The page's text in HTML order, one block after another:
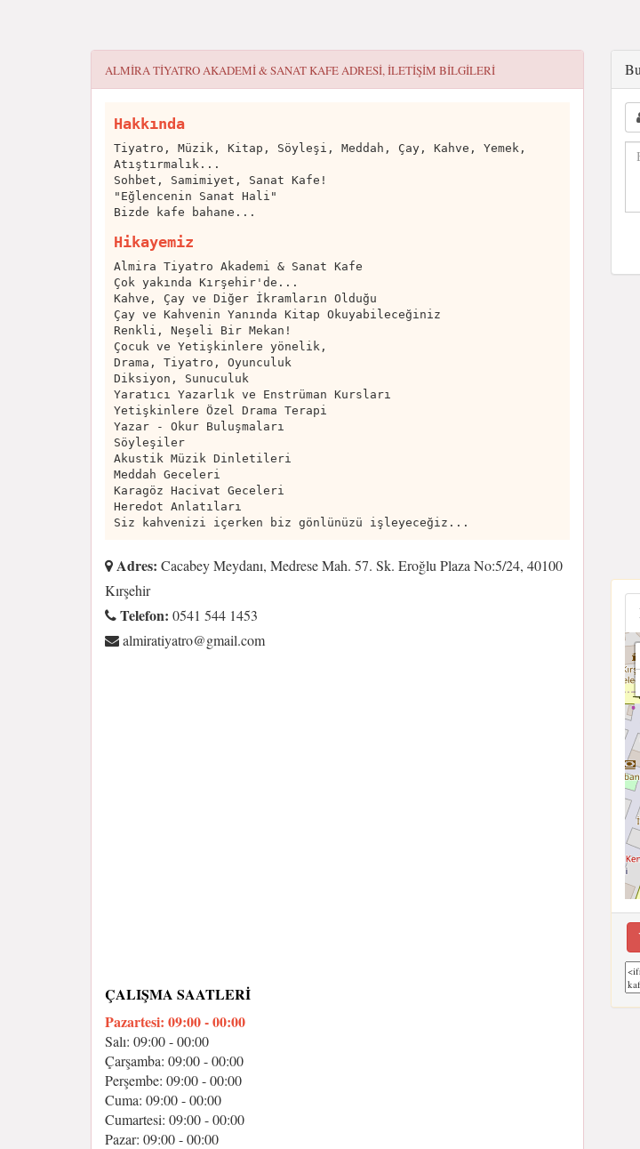
ALMIRA TIYATRO AKADEMI & SANAT KAFEADRESI, ILETIŞIM BILGILERI
Hakkında
Tiyatro, Müzik, Kitap, Söyleşi, Meddah, Çay, Kahve, Yemek,
Atıştırmalık...
Sohbet, Samimiyet, Sanat Kafe!
"Eğlencenin Sanat Hali"
Bizde kafe bahane...
Hikayemiz
Almira Tiyatro Akademi & Sanat Kafe
Çok yakında Kırşehir'de...
Kahve, Çay ve Diğer İkramların Olduğu
Çay ve Kahvenin Yanında Kitap Okuyabileceğiniz
Renkli, Neşeli Bir Mekan!
Çocuk ve Yetişkinlere yönelik,
Drama, Tiyatro, Oyunculuk
Diksiyon, Sunuculuk
Yaratıcı Yazarlık ve Enstrüman Kursları
Yetişkinlere Özel Drama Terapi
Yazar - Okur Buluşmaları
Söyleşiler
Akustik Müzik Dinletileri
Meddah Geceleri
Karagöz Hacivat Geceleri
Heredot Anlatıları
Siz kahvenizi içerken biz gönlünüzü işleyeceğiz...
Adres: Cacabey Meydanı, Medrese Mah. 57. Sk. Eroğlu Plaza No:5/24, 40100
Kırşehir
Telefon: 0541 544 1453
moc.liamg@ortayitarimla
ÇALIŞMA SAATLERI
Pazartesi: 09:00 - 00:00
Salı: 09:00 - 00:00
Çarşamba: 09:00 - 00:00
Perşembe: 09:00 - 00:00
Cuma: 09:00 - 00:00
Cumartesi: 09:00 - 00:00
Pazar: 09:00 - 00:00